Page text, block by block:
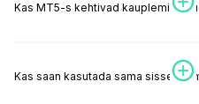
Kas MT5-s kehtivad
Kas saan kasutada sama